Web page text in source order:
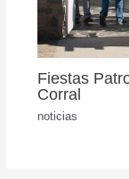
Fiestas
Corral
noticias